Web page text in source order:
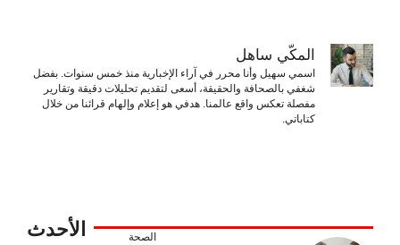
المكّي ساهل
اسمي سهيل وأنا محرر في آراء الإخبارية منذ خمس سنوات. بفضل
شغفي بالصحافة والحقيقة، أسعى لتقديم تحليلات دقيقة وتقارير
مفصلة تعكس واقع عالمنا. هدفي هو إعلام وإلهام قرائنا من خلال
كتاباتي.
الأحدث الصحة